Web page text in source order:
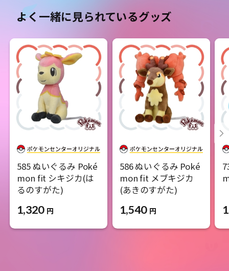
よく一緒に見られているグッズ
585 ぬいぐるみ Poké
mon fit シキジカ(は
るのすがた)
1,320 円
586 ぬいぐるみ Poké
mon fit メブキジカ
(あきのすがた)
1,540 円